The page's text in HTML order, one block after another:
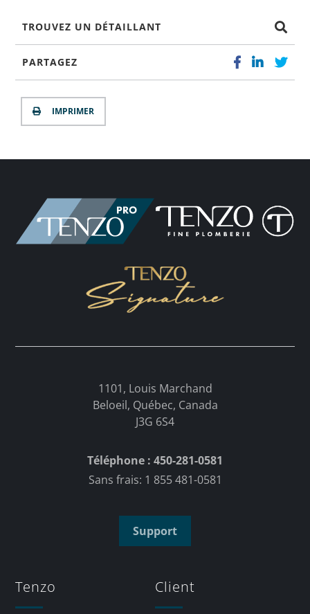
TROUVEZ UN DÉTAILLANT
PARTAGEZ
IMPRIMER
1101, Louis Marchand
Beloeil, Québec, Canada
J3G 6S4
Téléphone : 450-281-0581
Sans frais: 1 855 481-0581
Support
Tenzo Client